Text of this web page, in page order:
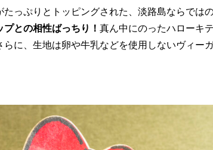
っぷりとトッピングされた、淡路島ならではの
との相性ばっちり！ 真ん中にのったハローキ
に、生地は卵や牛乳などを使用しないヴィー